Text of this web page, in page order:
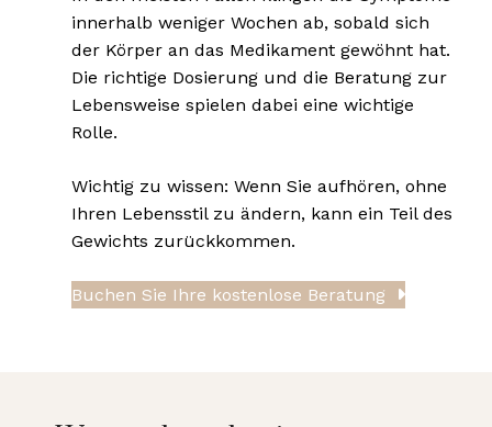
innerhalb weniger Wochen ab, sobald sich
der Körper an das Medikament gewöhnt hat.
Die richtige Dosierung und die Beratung zur
Lebensweise spielen dabei eine wichtige
Rolle.
Wichtig zu wissen: Wenn Sie aufhören, ohne
Ihren Lebensstil zu ändern, kann ein Teil des
Gewichts zurückkommen.
Buchen Sie Ihre kostenlose Beratung